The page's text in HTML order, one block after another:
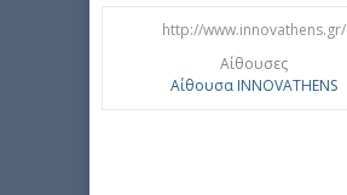
http://www.innovathens.gr/
Αίθουσες
Αίθουσα INNOVATHENS